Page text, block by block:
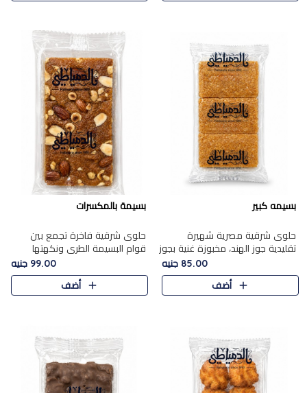
بسيمه كبير
حلوى شرقية مصرية شهيرة
تقليدية جوز الهند، مخبوزة غنية بجوز
الهند، بلمسه ذهبية وتتميز بقوامها
المرمل وطعمها اللذيذ الذي يشبه
البسبوسة. تُخبز..
85.00 جنيه
أضف
بسيمة بالمكسرات
حلوى شرقية فاخرة تجمع بين
قوام البسيمة الطري ونكهتها
الغنية، مزينة بتشكيلة مختارة من
اللوز والبندق والمكسرات الفاخرة.
مزيج متوازن من القوام ..
99.00 جنيه
أضف